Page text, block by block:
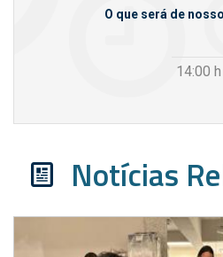
O que será de
14:00 h
Notícias